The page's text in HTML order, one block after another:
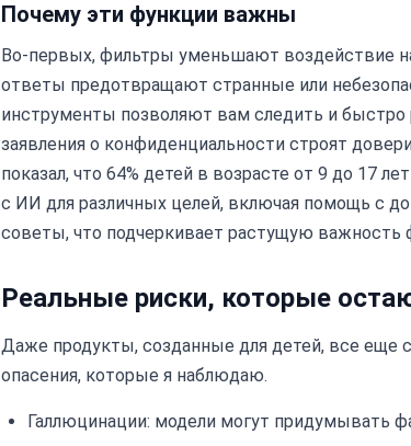
Почему эти функции важны
Во-первых, фильтры уменьшают воздействие
ответы предотвращают странные или
инструменты позволяют вам следить и быстро
заявления о конфиденциальности строят
показал, что 64% детей в возрасте от 9 до 17
с ИИ для различных целей, включая помощь с
советы, что подчеркивает растущую важность
Реальные риски, которые
Даже продукты, созданные для детей, все еще
опасения, которые я наблюдаю.
Галлюцинации: модели могут придумывать